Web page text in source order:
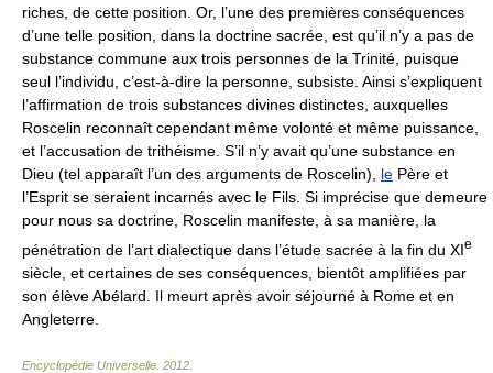
riches, de cette position. Or, l’une des premières conséquences
d’une telle position, dans la doctrine sacrée, est qu’il n’y a pas de
substance commune aux trois personnes de la Trinité, puisque
seul l’individu, c’est-à-dire la personne, subsiste. Ainsi s’expliquent
l’affirmation de trois substances divines distinctes, auxquelles
Roscelin reconnaît cependant même volonté et même puissance,
et l’accusation de trithéisme. S’il n’y avait qu’une substance en
Dieu (tel apparaît l’un des arguments de Roscelin), le Père et
l’Esprit se seraient incarnés avec le Fils. Si imprécise que demeure
pour nous sa doctrine, Roscelin manifeste, à sa manière, la
pénétration de l’art dialectique dans l’étude sacrée à la fin du XIe
siècle, et certaines de ses conséquences, bientôt amplifiées par
son élève Abélard. Il meurt après avoir séjourné à Rome et en
Angleterre.
Encyclopédie Universelle 2012